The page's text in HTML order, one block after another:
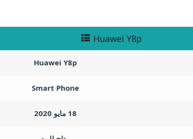
Huawei Y8p
Huawei Y8p
Smart Phone
18 مايو 2020